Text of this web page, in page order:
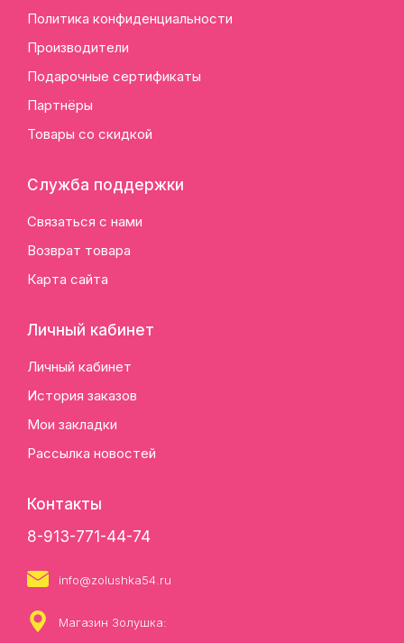
Политика конфиденциальности
Производители
Подарочные сертификаты
Партнёры
Товары со скидкой
Служба поддержки
Связаться с нами
Возврат товара
Карта сайта
Личный кабинет
Личный кабинет
История заказов
Мои закладки
Рассылка новостей
Контакты
8-913-771-44-74
info@zolushka54.ru
Магазин Золушка: